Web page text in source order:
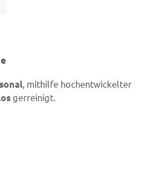
, mithilfe hochentwickelter
gerreinigt.